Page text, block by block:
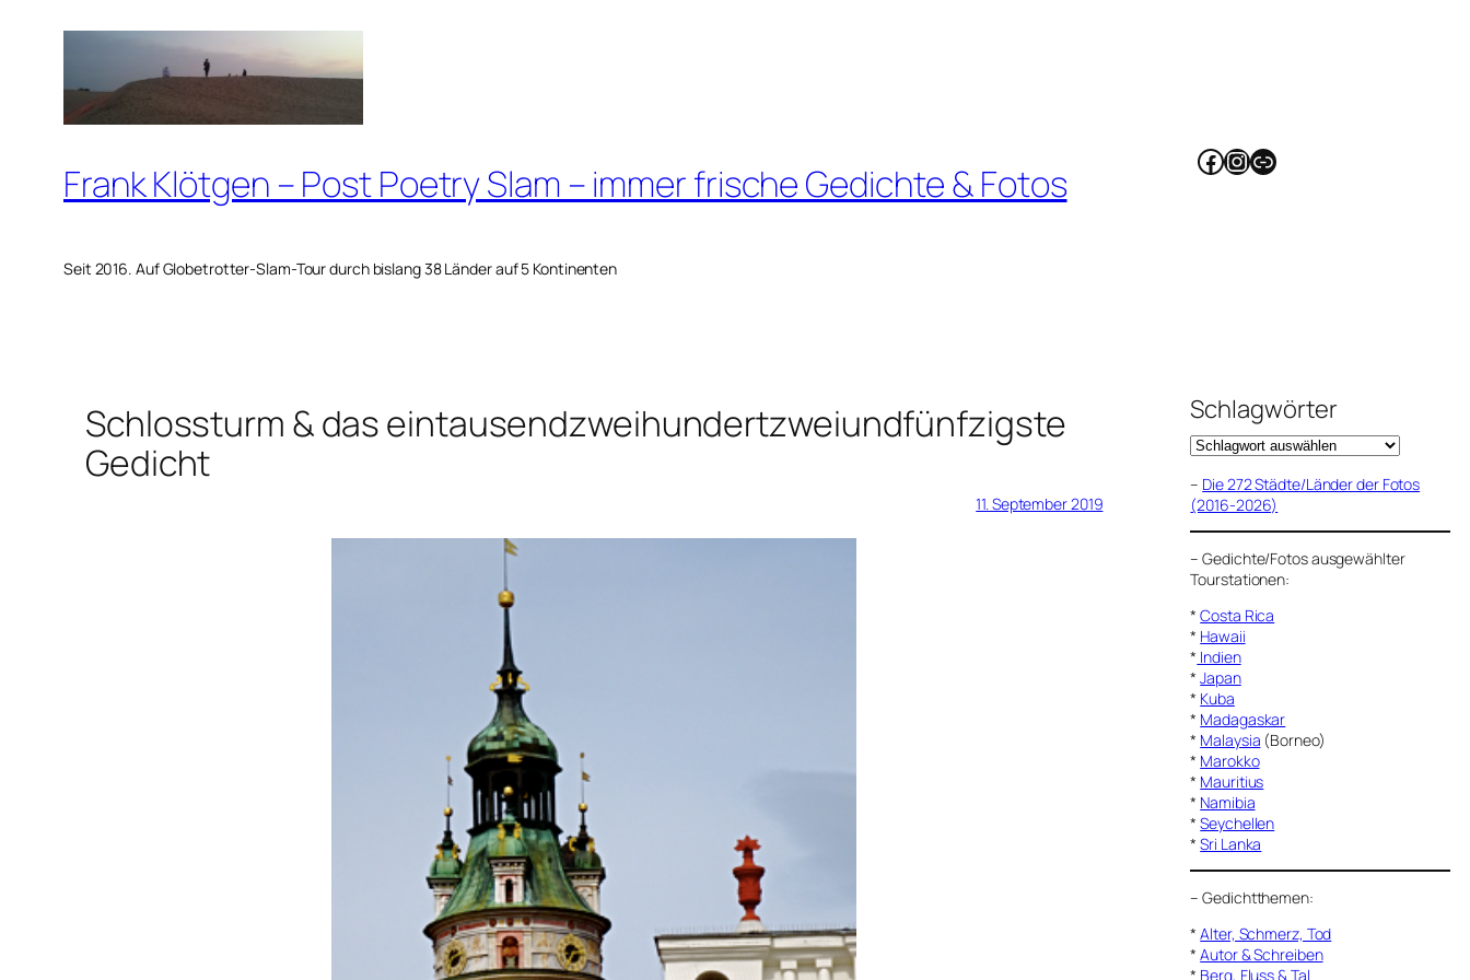
springen
Frank Klötgen – Post Poetry Slam – immer frische Gedichte & Fotos
Seit 2016. Auf Globetrotter-Slam-Tour durch bislang 38 Länder auf 5 Kontinenten
Facebook
Instagram
Link
Schlossturm & das eintausendzweihundertzweiundfünfzigste
Gedicht
11. September 2019
Schlagwörter
– Die 272 Städte/Länder der Fotos
(2016-2026)
–Gedichte/Fotos ausgewählter
Tourstationen:
*Costa Rica
* Hawaii
* Indien
*Japan
* Kuba
* Madagaskar
* Malaysia (Borneo)
* Marokko
* Mauritius
* Namibia
*Seychellen
*Sri Lanka
–Gedichtthemen:
*Alter, Schmerz, Tod
*Autor & Schreiben
* Berg, Fluss & Tal